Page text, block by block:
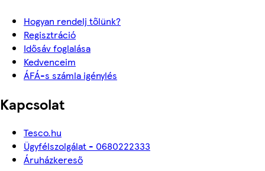
Hogyan rendelj tőlünk?
Regisztráció
Idősáv foglalása
Kedvenceim
ÁFÁ-s számla igénylés
Kapcsolat
Tesco.hu
Ügyfélszolgálat - 0680222333
Áruházkereső